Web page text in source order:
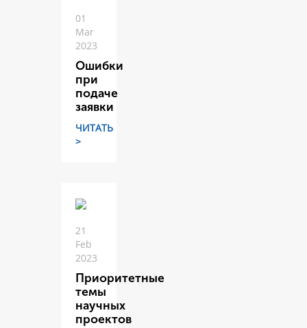
01
Mar
2023
Ошибки
при
подаче
заявки
ЧИТАТЬ
>
21
Feb
2023
Приоритетные
темы
научных
проектов